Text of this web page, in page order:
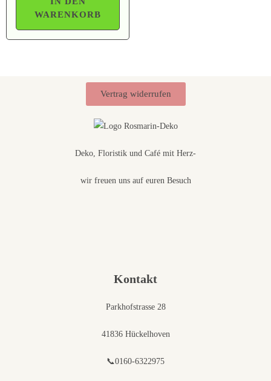
WARENKORB
Vertrag widerrufen
Deko, Floristik und Café mit Herz-
wir freuen uns auf euren Besuch
Kontakt
Parkhofstrasse 28
41836 Hückelhoven
📞0160-6322975